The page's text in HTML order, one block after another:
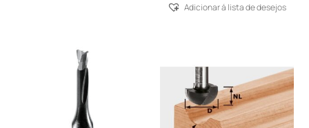
Adicionar á lista de desejos